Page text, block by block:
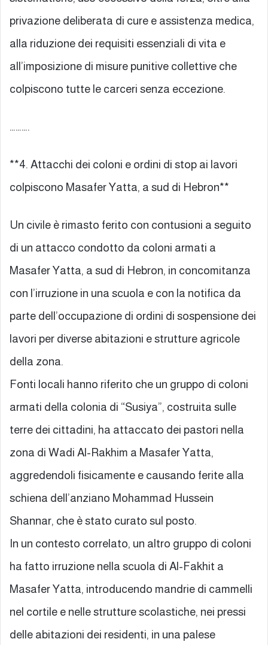
privazione deliberata di cure e assistenza medica,
alla riduzione dei requisiti essenziali di vita e
all’imposizione di misure punitive collettive che
colpiscono tutte le carceri senza eccezione.
……….
**4. Attacchi dei coloni e ordini di stop ai lavori
colpiscono Masafer Yatta, a sud di Hebron**
Un civile è rimasto ferito con contusioni a seguito
di un attacco condotto da coloni armati a
Masafer Yatta, a sud di Hebron, in concomitanza
con l’irruzione in una scuola e con la notifica da
parte dell’occupazione di ordini di sospensione dei
lavori per diverse abitazioni e strutture agricole
della zona.
Fonti locali hanno riferito che un gruppo di coloni
armati della colonia di “Susiya”, costruita sulle
terre dei cittadini, ha attaccato dei pastori nella
zona di Wadi Al-Rakhim a Masafer Yatta,
aggredendoli fisicamente e causando ferite alla
schiena dell’anziano Mohammad Hussein
Shannar, che è stato curato sul posto.
In un contesto correlato, un altro gruppo di coloni
ha fatto irruzione nella scuola di Al-Fakhit a
Masafer Yatta, introducendo mandrie di cammelli
nel cortile e nelle strutture scolastiche, nei pressi
delle abitazioni dei residenti, in una palese